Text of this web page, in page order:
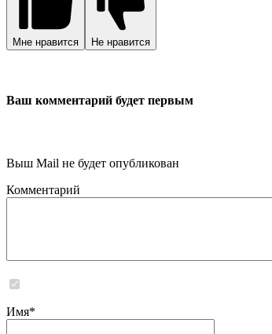
Мне нравится Не нравится
Ваш комментарий будет первым
Выш Mail не будет опубликован
Комментарий
Имя*